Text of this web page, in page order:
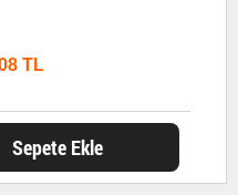
TL
Sepete Ekle